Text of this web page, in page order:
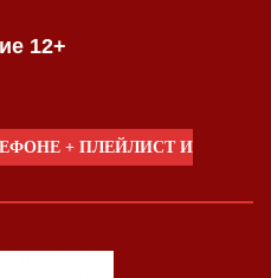
12+
+ ПЛЕЙЛИСТ И